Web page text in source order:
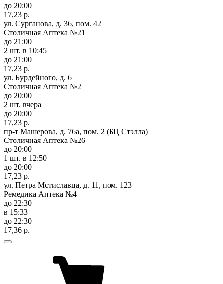
до 20:00
17,23 р.
ул. Сурганова, д. 36, пом. 42
Столичная Аптека №21
до 21:00
2 шт. в 10:45
до 21:00
17,23 р.
ул. Бурдейного, д. 6
Столичная Аптека №2
до 20:00
2 шт. вчера
до 20:00
17,23 р.
пр-т Машерова, д. 76а, пом. 2 (БЦ Стэлла)
Столичная Аптека №26
до 20:00
1 шт. в 12:50
до 20:00
17,23 р.
ул. Петра Мстиславца, д. 11, пом. 123
Ремедика Аптека №4
до 22:30
в 15:33
до 22:30
17,36 р.